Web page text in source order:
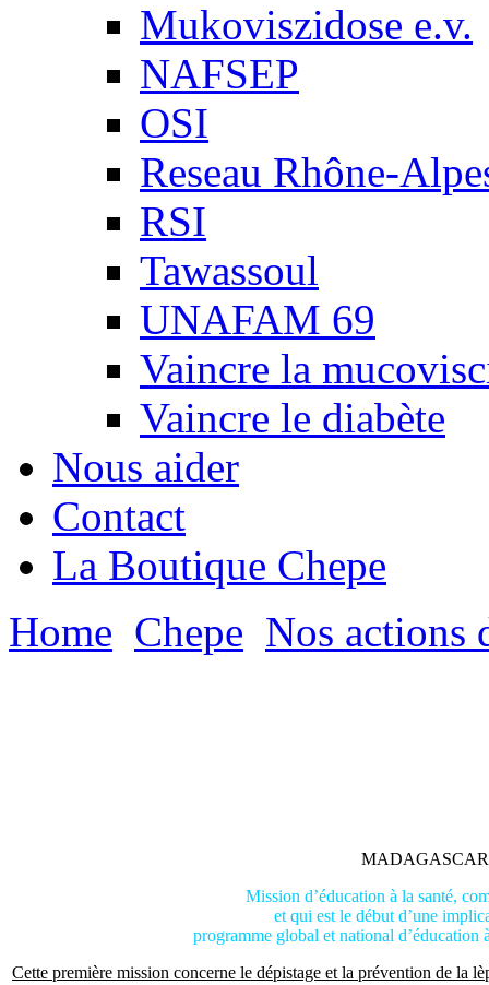
Mukoviszidose e.v.
NAFSEP
OSI
Reseau Rhône-
RSI
Tawassoul
UNAFAM 69
Vaincre la
Vaincre le diabète
Nous aider
Contact
La Boutique Chepe
Home Chepe Nos actions
MADAGASCAR
Mission d’éducation à la santé,
et qui est le début d’une
programme global et national d’éducation
Cette première mission concerne le dépistage et la prévention de la